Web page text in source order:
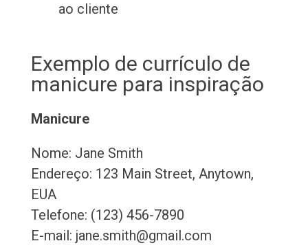
ao cliente
Exemplo de currículo de
manicure para inspiração
Manicure
Nome: Jane Smith
Endereço: 123 Main Street, Anytown,
EUA
Telefone: (123) 456-7890
E-mail: jane.smith@gmail.com